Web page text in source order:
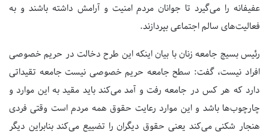
عفیفانه را می‌گیرد تا جوانان مردم امنیت و آرامش داشته باشند و به
فعالیت‌های سالم اجتماعی بپردازند.
رئیس بسیج جامعه زنان با بیان اینکه این طرح دخالت در حریم خصوصی
افراد نیست، گفت: سطح جامعه حریم خصوصی نیست جامعه تقیداتی
دارد که هر کس در جامعه رفت و آمد می‌کند باید مقید به این موارد و
چارچوب‌ها باشد و این موارد رعایت حقوق همه مردم است وقتی فردی
هنجار شکنی می‌کند یعنی حقوق دیگران را تضییع می‌کند بنابراین دیگر